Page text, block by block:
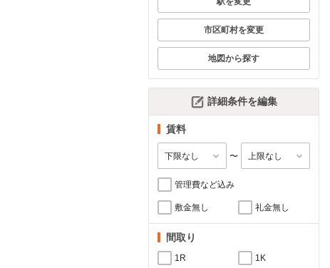
市区町村を変更
地図から探す
詳細条件を編集
賃料
〜
管理費など込み
敷金無し 礼金無し
間取り
1R 1K